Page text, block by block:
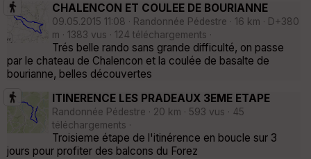
CHALENCON ET COULEE DE BOURIANNE
09.05.2015 11:08 · Randonnée Pédestre · 16 km · D+380
m · 1383 vus · 124 téléchargements ·
Trés belle rando sans grande difficulté, on passe
par le chateau de Chalencon et la coulée de basalte de
bourianne, belles découvertes
ITINERENCE LES PRADEAUX 3EME ETAPE
Randonnée Pédestre · 20 km · 593 vus · 45
téléchargements ·
Troisieme étape de l'itinérence en boucle sur 3
jours pour profiter des balcons du Forez